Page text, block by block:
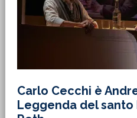
Carlo Cecchi è
Leggenda del